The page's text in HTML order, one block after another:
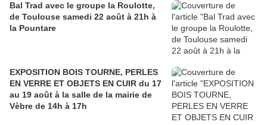
Bal Trad avec le groupe la Roulotte,
de Toulouse samedi 22 août à 21h à
la Pountare
EXPOSITION BOIS TOURNE, PERLES
EN VERRE ET OBJETS EN CUIR du 17
au 19 août à la salle de la mairie de
Vèbre de 14h à 17h